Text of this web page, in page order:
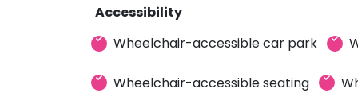
Accessibility
Wheelchair-accessible car park
Wheelchair-accessible seating